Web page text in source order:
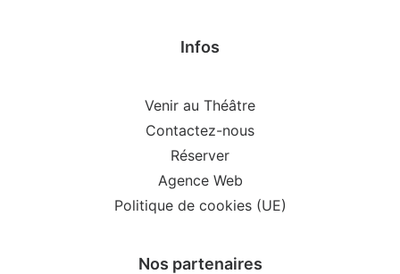
Infos
Venir au Théâtre
Contactez-nous
Réserver
Agence Web
Politique de cookies (UE)
Nos partenaires